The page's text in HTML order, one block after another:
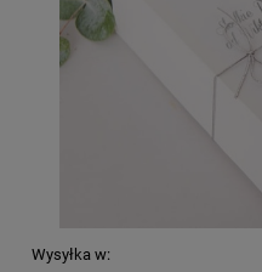
Wysyłka w: